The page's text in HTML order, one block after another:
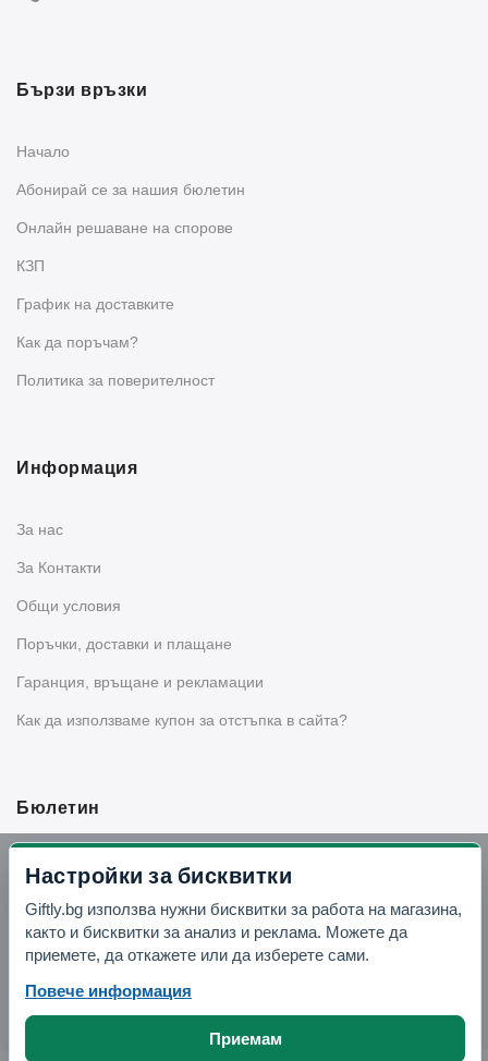
Бързи връзки
Начало
Абонирай се за нашия бюлетин
Oнлайн решаване на спорове
КЗП
График на доставките
Как да поръчам?
Политика за поверителност
Информация
За нас
За Контакти
Общи условия
Поръчки, доставки и плащане
Гаранция, връщане и рекламации
Как да използваме купон за отстъпка в сайта?
Бюлетин
Вземи -10% отстъпка в Telegram
Отвори Telegram
Настройки за бисквитки
Giftly.bg използва нужни бисквитки за работа на магазина,
както и бисквитки за анализ и реклама. Можете да
приемете, да откажете или да изберете сами.
Повече информация
Приемам